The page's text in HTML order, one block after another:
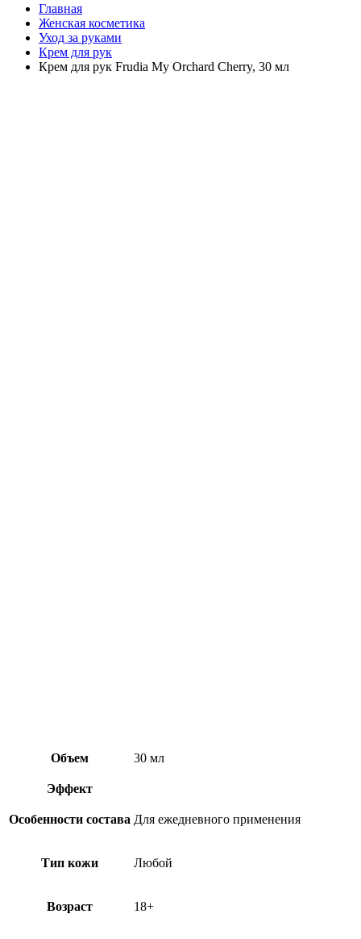
Главная
Женская косметика
Уход за руками
Крем для рук
Крем для рук Frudia My Orchard Cherry, 30 мл
Объем 30 мл
Эффект
Особенности состава Для ежедневного применения
Тип кожи Любой
Возраст 18+